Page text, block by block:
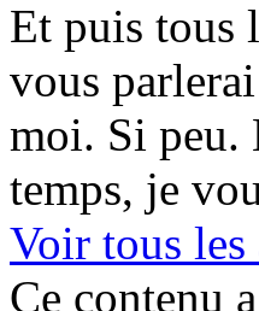
Et puis tous
vous
moi. Si peu.
temps, je
Voir tous les
Ce contenu